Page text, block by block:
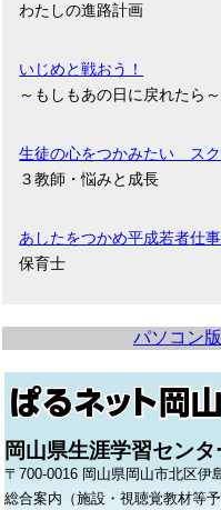
わたしの進路計画
いじめと戦おう！
～もしもあの日に戻れたら
生徒の心をつかみたい ス
３教師・悩みと成長
あしたをつかめ平成若者仕
保育士
パソコン版
岡山県生涯学習センタ
〒700-0016 岡山県岡山市北区伊
総合案内（施設・視聴覚教材等予